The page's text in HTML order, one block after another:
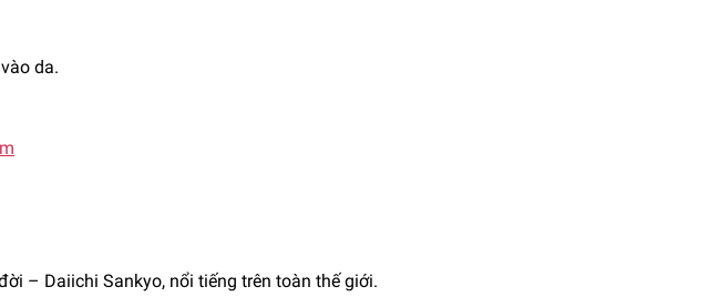
da.
– Daiichi Sankyo, nổi tiếng trên toàn thế giới.